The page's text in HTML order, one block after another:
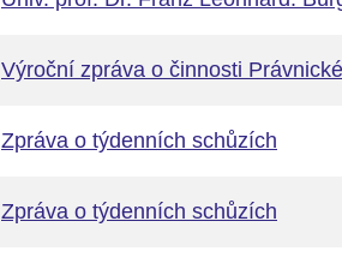
Výroční zpráva o činnosti
Zpráva o týdenních schůzích
Zpráva o týdenních schůzích